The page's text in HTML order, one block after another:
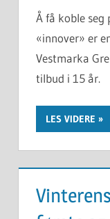
Å få koble seg
«innover» er
Vestmarka
tilbud i 15 år.
LES VIDERE